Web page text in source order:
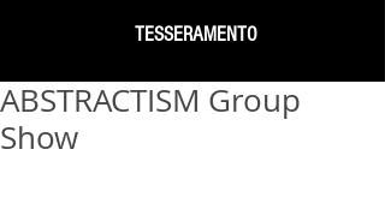
TESSERAMENTO
ABSTRACTISM Group
Show